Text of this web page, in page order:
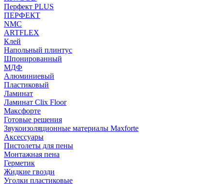
Перфект PLUS
ПЕРФЕКТ
NMC
ARTFLEX
Клей
Напольный плинтус
Шпонированный
МДФ
Алюминиевый
Пластиковый
Ламинат
Ламинат Clix Floor
Максфорте
Готовые решения
Звукоизоляционные материалы Maxforte
Аксессуары
Пистолеты для пены
Монтажная пена
Герметик
Жидкие гвозди
Уголки пластиковые